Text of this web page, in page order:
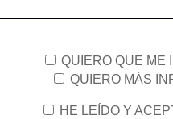
QUIERO QUE ME
QUIERO MÁS
HE LEÍDO Y